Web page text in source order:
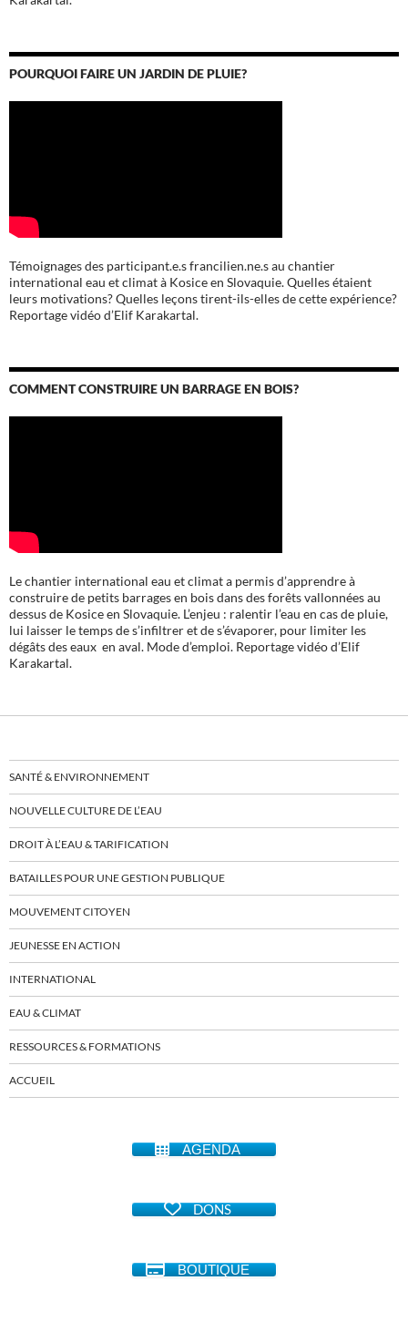
POURQUOI FAIRE UN JARDIN DE PLUIE?
Témoignages des participant.e.s francilien.ne.s au chantier
international eau et climat à Kosice en Slovaquie. Quelles étaient
leurs motivations? Quelles leçons tirent-ils-elles de cette expérience?
Reportage vidéo d’Elif Karakartal.
COMMENT CONSTRUIRE UN BARRAGE EN BOIS?
Le chantier international eau et climat a permis d’apprendre à
construire de petits barrages en bois dans des forêts vallonnées au
dessus de Kosice en Slovaquie. L’enjeu : ralentir l’eau en cas de pluie,
lui laisser le temps de s’infiltrer et de s’évaporer, pour limiter les
dégâts des eaux en aval. Mode d’emploi. Reportage vidéo d’Elif
Karakartal.
SANTÉ & ENVIRONNEMENT
NOUVELLE CULTURE DE L’EAU
DROIT À L’EAU & TARIFICATION
BATAILLES POUR UNE GESTION PUBLIQUE
MOUVEMENT CITOYEN
JEUNESSE EN ACTION
INTERNATIONAL
EAU & CLIMAT
RESSOURCES & FORMATIONS
ACCUEIL
AGENDA
DONS
BOUTIQUE